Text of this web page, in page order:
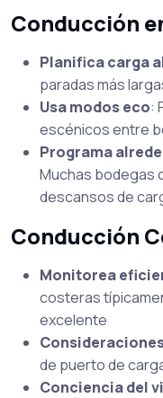
Conducción
Planifica carga
paradas más
Usa modos eco:
escénicos entre
Programa
Muchas bodegas
descansos de
Conducción
Monitorea
costeras
excelente
de puerto de
Conciencia del